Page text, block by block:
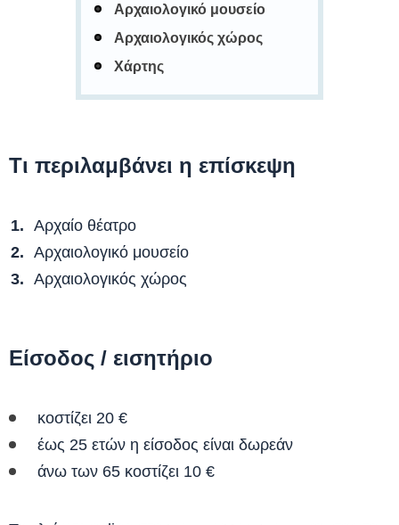
Αρχαιολογικό μουσείο
Αρχαιολογικός χώρος
Χάρτης
Τι περιλαμβάνει η επίσκεψη
Αρχαίο θέατρο
Αρχαιολογικό μουσείο
Αρχαιολογικός χώρος
Είσοδος / εισητήριο
κοστίζει 20 €
έως 25 ετών η είσοδος είναι δωρεάν
άνω των 65 κοστίζει 10 €